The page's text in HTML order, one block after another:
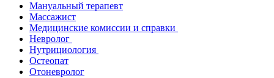
Мануальный терапевт
Массажист
Медицинские комиссии и справки
Невролог
Нутрициология
Остеопат
Отоневролог